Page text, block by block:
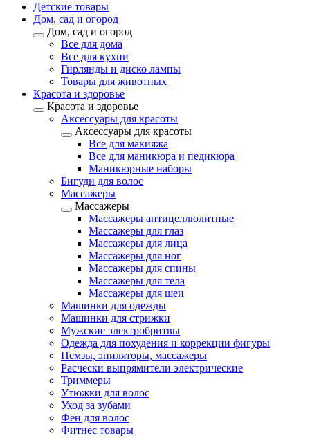
Детские товары
Дом, сад и огород
Дом, сад и огород
Все для дома
Все для кухни
Гирлянды и диско лампы
Товары для животных
Красота и здоровье
Красота и здоровье
Аксессуары для красоты
Аксессуары для красоты
Все для макияжа
Все для маникюра и педикюра
Маникюрные наборы
Бигуди для волос
Массажеры
Массажеры
Массажеры антицеллюлитные
Массажеры для глаз
Массажеры для лица
Массажеры для ног
Массажеры для спины
Массажеры для тела
Массажеры для шеи
Машинки для одежды
Машинки для стрижки
Мужские электробритвы
Одежда для похудения и коррекции фигуры
Пемзы, эпиляторы, массажеры
Расчески выпрямители электрические
Триммеры
Утюжки для волос
Уход за зубами
Фен для волос
Фитнес товары